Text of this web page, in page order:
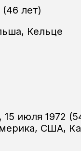
лет)
Кельце
, 15 июля 1972
США,